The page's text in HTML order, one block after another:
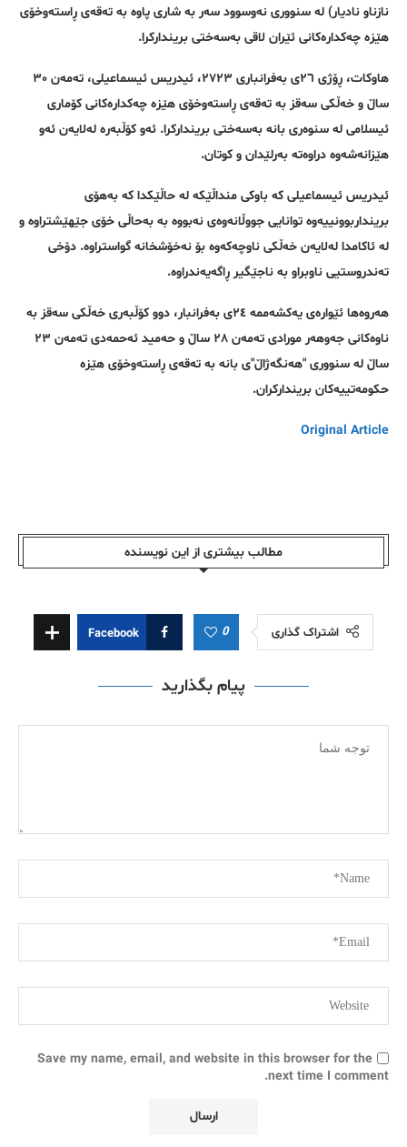
نازناو نادیار) لە سنووری نەوسوود سەر بە شاری پاوە بە تەقەی ڕاستەوخۆی
هێزە چەکدارەکانی ئێران لاقی بەسەختی بریندارکرا.
هاوکات، ڕۆژی ٢٦ی بەفرانباری ٢٧٢٣، ئیدریس ئیسماعیلی، تەمەن ٣٠
ساڵ و خەڵکی سەقز بە تەقەی ڕاستەوخۆی هێزە چەکدارەکانی کۆماری
ئیسلامی لە سنوەری بانە بەسەختی بریندارکرا. ئەو کۆڵبەرە لەلایەن ئەو
هێزانەشەوە دراوەتە بەرلێدان و کوتان.
ئیدریس ئیسماعیلی کە باوکی منداڵێکە لە حاڵێکدا کە بەهۆی
برینداربوونییەوە توانایی جووڵانەوەی نەبووە بە بەحاڵی خۆی جێهێشتراوە و
لە ئاکامدا لەلایەن خەڵکی ناوچەکەوە بۆ نەخۆشخانە گواستراوە. دۆخی
تەندروستیی ناوبراو بە ناجێگیر ڕاگەیەندراوە.
هەروەها ئێوارەی یەکشەممە ٢٤ی بەفرانبار، دوو کۆڵبەری خەڵکی سەقز بە
ناوەکانی جەوهەر مورادی تەمەن ٢٨ ساڵ و حەمید ئەحمەدی تەمەن ٢٣
ساڵ لە سنووری "هەنگەژاڵ"ی بانە بە تەقەی ڕاستەوخۆی هێزە
حکومەتییەکان بریندارکران.
Original Article
مطالب بیشتری از این نویسندە
اشتراک گذاری 0
Facebook
پیام بگذارید
Save my name, email, and website in this browser for the
next time I comment.